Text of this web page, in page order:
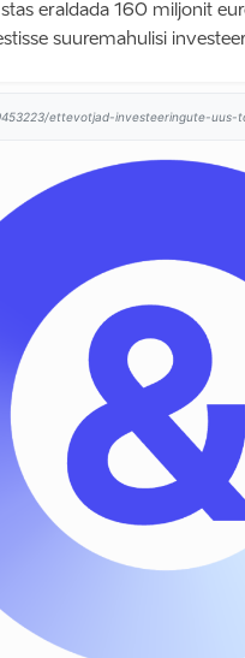
eraldada 160 miljonit
suuremahulisi
ettevotjad-investeeringute-uus-